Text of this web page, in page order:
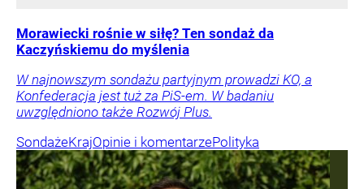
Morawiecki rośnie w siłę? Ten sondaż da
Kaczyńskiemu do myślenia
W najnowszym sondażu partyjnym prowadzi KO, a
Konfederacja jest tuż za PiS-em. W badaniu
uwzględniono także Rozwój Plus.
SondażeKrajOpinie i komentarzePolityka